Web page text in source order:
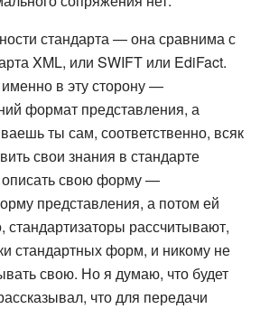
стандарта — она сравнима с
XML, или SWIFT или EdiFact.
в эту сторону —
формат представления, а
ты сам, соответственно, всяк
свои знания в стандарте
свою форму —
представления, а потом ей
стандартизаторы рассчитывают,
стандартных форм, и никому не
свою. Но я думаю, что будет
что для передачи